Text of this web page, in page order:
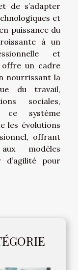
de s’adapter
et
puissance du
à un
et
offre un cadre
nourrissant la
du travail,
sociales,
système
les évolutions
offrant
modèles
pour